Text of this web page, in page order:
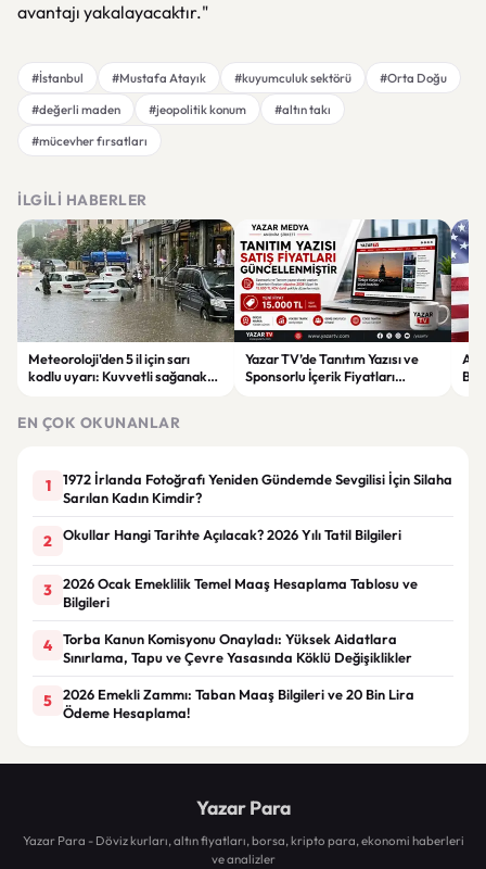
avantajı yakalayacaktır."
#İstanbul #Mustafa Atayık #kuyumculuk sektörü
#Orta Doğu
#değerli maden
#jeopolitik konum
#altın takı
#mücevher fırsatları
İLGILI HABERLER
Meteoroloji'den 5 il için sarı
kodlu uyarı: Kuvvetli sağanak
Yazar TV’de Tanıtım Yazısı ve
Sponsorlu İçerik Fiyatları
EN ÇOK OKUNANLAR
1
1972 İrlanda Fotoğrafı Yeniden Gündemde Sevgilisi İçin Silaha
Sarılan Kadın Kimdir?
2 Okullar Hangi Tarihte Açılacak? 2026 Yılı Tatil Bilgileri
3
2026 Ocak Emeklilik Temel Maaş Hesaplama Tablosu ve
Bilgileri
4
Torba Kanun Komisyonu Onayladı: Yüksek Aidatlara
Sınırlama, Tapu ve Çevre Yasasında Köklü Değişiklikler
5
2026 Emekli Zammı: Taban Maaş Bilgileri ve 20 Bin Lira
Ödeme Hesaplama!
Yazar Para
Yazar Para - Döviz kurları, altın fiyatları, borsa, kripto para, ekonomi haberleri
ve analizler